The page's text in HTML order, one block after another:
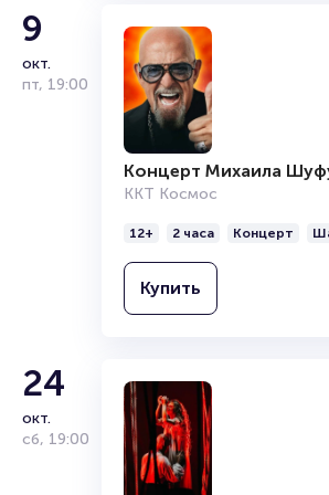
Релиз дебютного
мальчик» состоялся в
Особенно успешным
пластинка «Зимняя
треки не раз занимали
хит-парадов России и
дискографии 16
певец, режиссёр и
Обладает тенором.
жанрах поп, регги,
поп-рок, фолк.
заслуженного артиста
году. Начал карьеру с
лауреатом
«Юрмала 1993» и «Ялта
песни «Кто тебе
дебютного альбома
«Золотой граммофон»,
«Грэмми». Долгое
в телепроектах
9
окт.
пт, 19:00
Концерт Михаила
ККТ Космос
12+ 2 часа Концерт
Купить
24
окт.
сб, 19:00